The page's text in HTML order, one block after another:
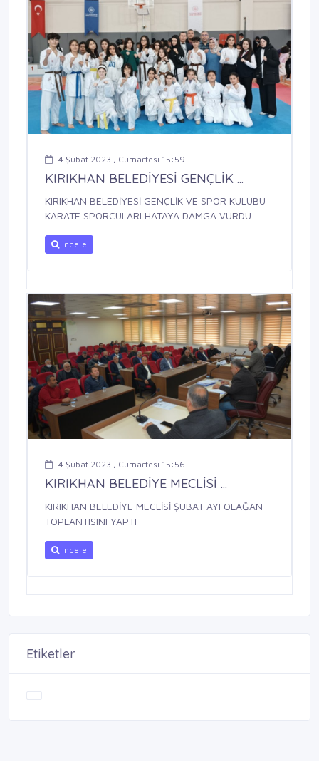
4 Şubat 2023 , Cumartesi 15:59
KIRIKHAN BELEDİYESİ GENÇLİK ...
KIRIKHAN BELEDİYESİ GENÇLİK VE SPOR KULÜBÜ
KARATE SPORCULARI HATAYA DAMGA VURDU
İncele
4 Şubat 2023 , Cumartesi 15:56
KIRIKHAN BELEDİYE MECLİSİ ...
KIRIKHAN BELEDİYE MECLİSİ ŞUBAT AYI OLAĞAN
TOPLANTISINI YAPTI
İncele
Etiketler